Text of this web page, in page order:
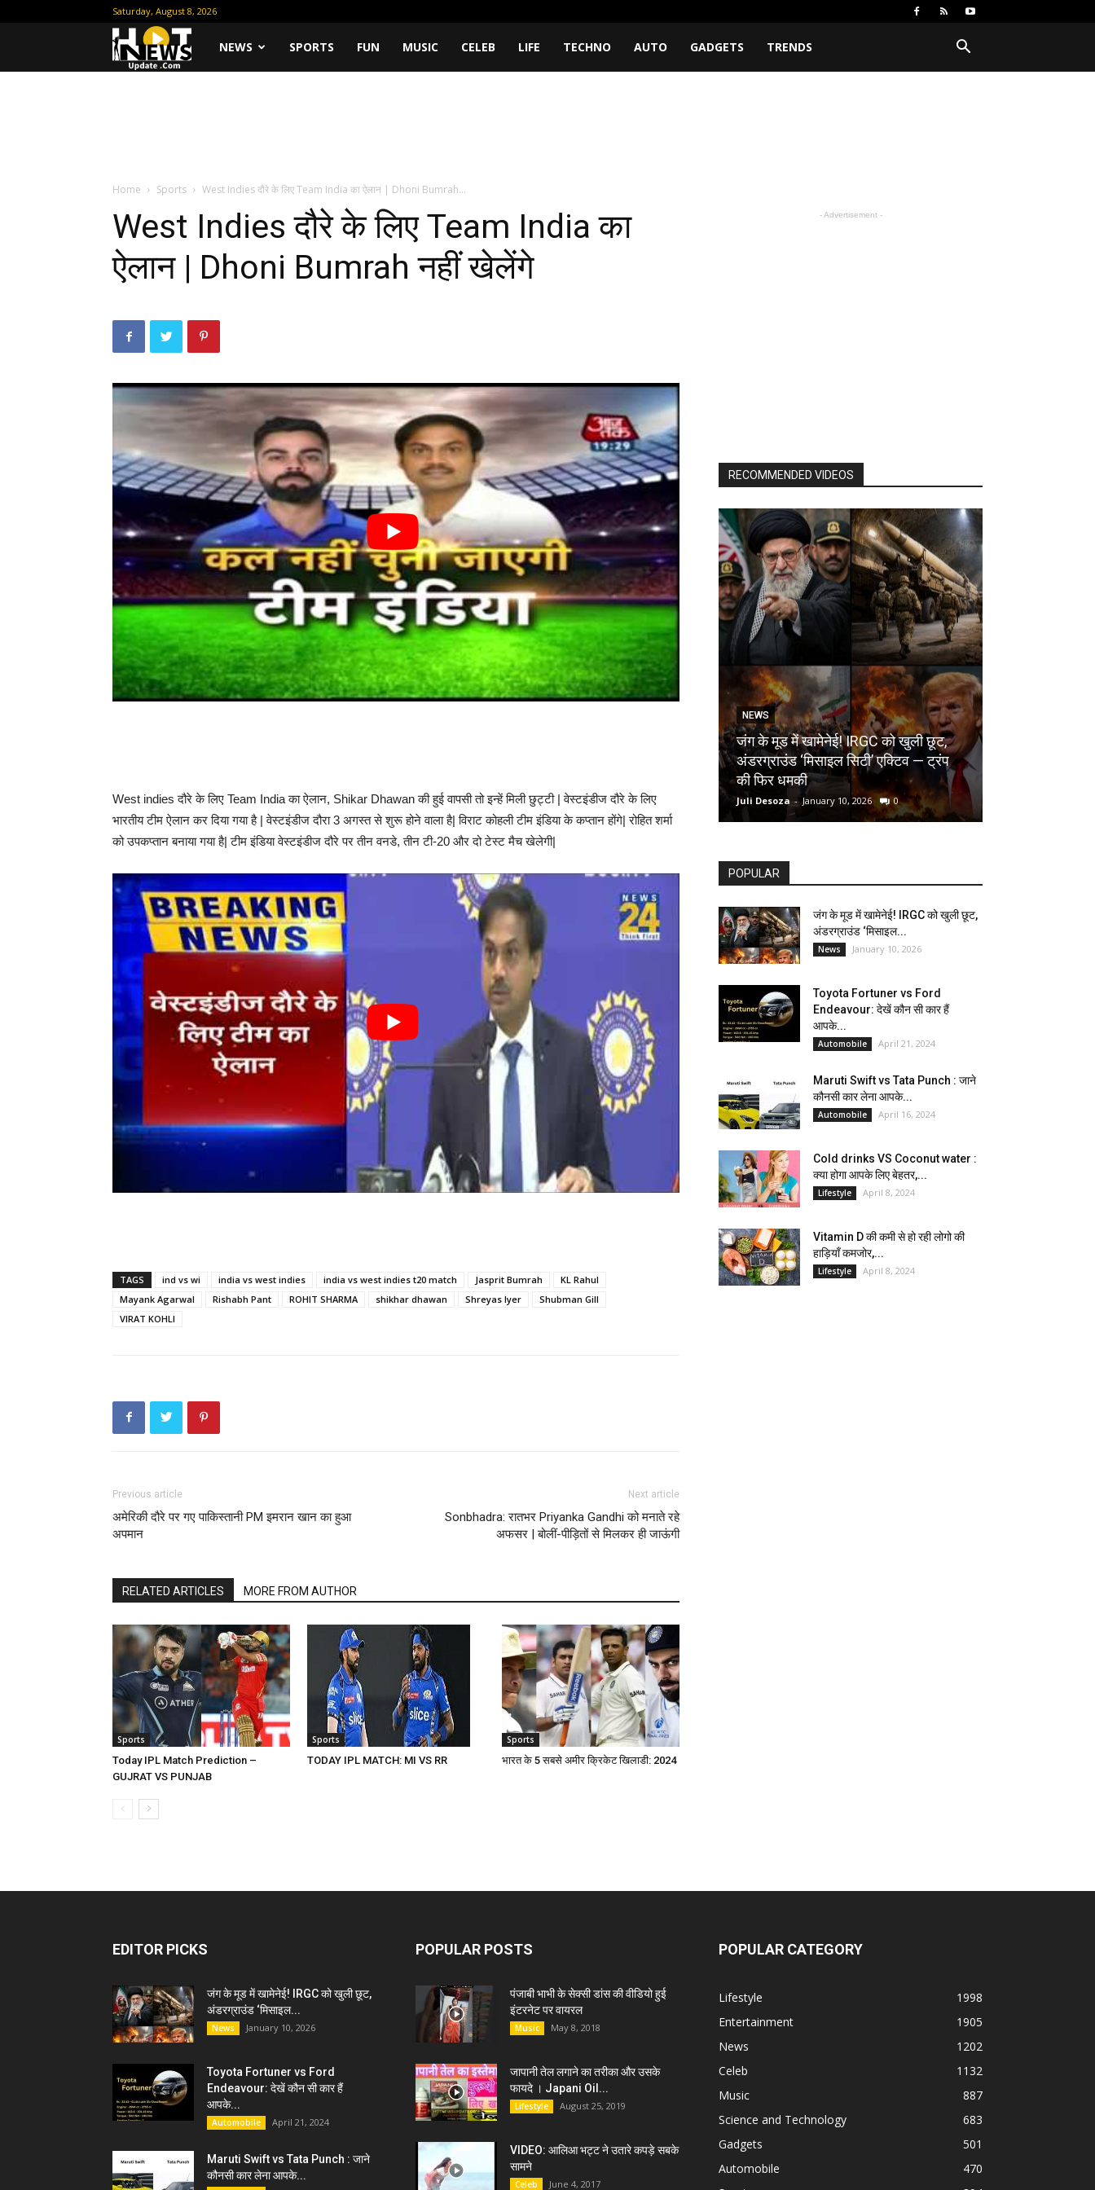
Saturday, August 8, 2026
HotNEWS SPORTS FUN MUSIC CELEB LIFE TECHNO AUTO GADGETS TRENDS
Home Sports West Indies दौरे के लिए Team India का ऐलान | Dhoni Bumrah...
West Indies दौरे के लिए Team India का
ऐलान | Dhoni Bumrah नहीं खेलेंगे
West indies दौरे के लिए Team India का ऐलान, Shikar Dhawan की हुई वापसी तो इन्हें मिली छुट्टी | वेस्टइंडीज दौरे के लिए
भारतीय टीम ऐलान कर दिया गया है | वेस्टइंडीज दौरा 3 अगस्त से शुरू होने वाला है| विराट कोहली टीम इंडिया के कप्तान होंगे| रोहित शर्मा
को उपकप्तान बनाया गया है| टीम इंडिया वेस्टइंडीज दौरे पर तीन वनडे, तीन टी-20 और दो टेस्ट मैच खेलेगी|
TAGS ind vs wi india vs west indies india vs west indies t20 match Jasprit Bumrah
KL Rahul
Mayank Agarwal
Rishabh Pant ROHIT SHARMA shikhar dhawan Shreyas Iyer
Shubman Gill
VIRAT KOHLI
Previous article
अमेरिकी दौरे पर गए पाकिस्तानी PM इमरान खान का हुआ
अपमान
Next article
Sonbhadra: रातभर Priyanka Gandhi को मनाते रहे
अफसर | बोलीं-पीड़ितों से मिलकर ही जाऊंगी
RELATED ARTICLES MORE FROM AUTHOR
Sports
Today IPL Match Prediction –
GUJRAT VS PUNJAB
Sports
TODAY IPL MATCH: MI VS RR
Sports
भारत के 5 सबसे अमीर क्रिकेट खिलाडी: 2024
- Advertisement -
RECOMMENDED VIDEOS
NEWS
जंग के मूड में खामेनेई! IRGC को खुली छूट,
अंडरग्राउंड ‘मिसाइल सिटी’ एक्टिव — ट्रंप
की फिर धमकी
Juli Desoza - January 10, 2026 0
POPULAR
जंग के मूड में खामेनेई! IRGC को खुली छूट,
अंडरग्राउंड ‘मिसाइल...
News January 10, 2026
Toyota Fortuner vs Ford
Endeavour: देखें कौन सी कार हैं
आपके...
Automobile April 21, 2024
Maruti Swift vs Tata Punch : जाने
कौनसी कार लेना आपके...
Automobile April 16, 2024
Cold drinks VS Coconut water :
क्या होगा आपके लिए बेहतर,...
Lifestyle April 8, 2024
Vitamin D की कमी से हो रही लोगो की
हाड़ियाँ कमजोर,...
Lifestyle April 8, 2024
EDITOR PICKS
जंग के मूड में खामेनेई! IRGC को खुली छूट,
अंडरग्राउंड ‘मिसाइल...
News January 10, 2026
Toyota Fortuner vs Ford
Endeavour: देखें कौन सी कार हैं
आपके...
Automobile April 21, 2024
Maruti Swift vs Tata Punch : जाने
कौनसी कार लेना आपके...
POPULAR POSTS
पंजाबी भाभी के सेक्सी डांस की वीडियो हुई
इंटरनेट पर वायरल
Music May 8, 2018
जापानी तेल लगाने का तरीका और उसके
फायदे । Japani Oil...
Lifestyle August 25, 2019
VIDEO: आलिआ भट्ट ने उतारे कपड़े सबके
सामने
Celeb June 4, 2017
POPULAR CATEGORY
Lifestyle
1998
Entertainment
1905
News
1202
Celeb
1132
Music
887
Science and Technology
683
Gadgets
501
Automobile
470